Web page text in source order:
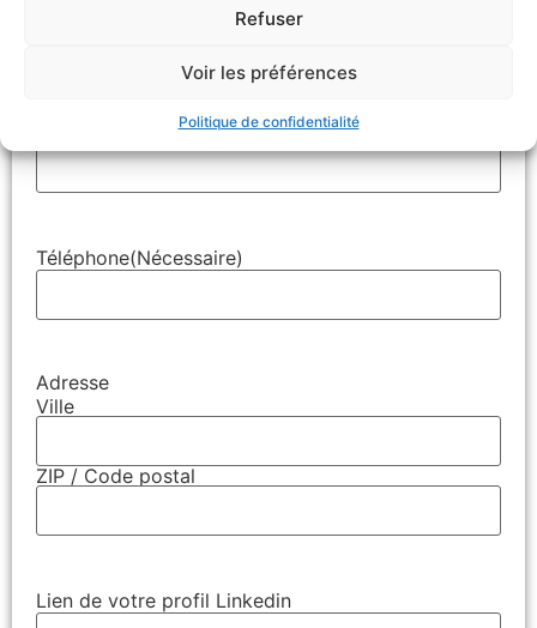
Refuser
Voir les préférences
Politique de confidentialité
(Nécessaire)
Téléphone(Nécessaire)
Adresse
Ville
ZIP / Code postal
Lien de votre profil Linkedin